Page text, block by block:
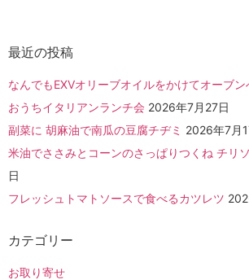
最近の投稿
なんでもEXVオリーブオイルをかけてオーブン
おうちイタリアンランチ会 2026年7月27日
副菜に 胡麻油で南瓜の豆腐チヂミ 2026年7月
米油でささみとコーンのさっぱりつくね チリ
日
フレッシュトマトソースで食べるカツレツ
カテゴリー
お取り寄せ